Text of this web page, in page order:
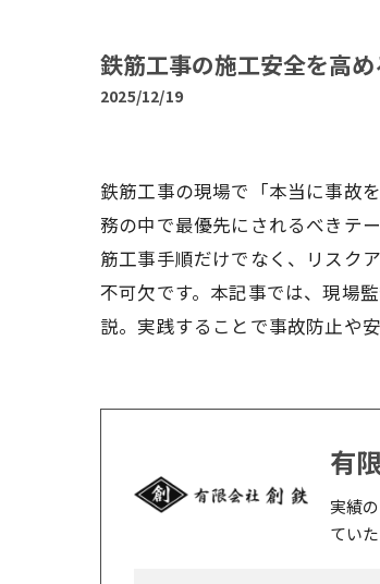
鉄筋工事の施工安全を高
2025/12/19
鉄筋工事の現場で「本当に事故
務の中で最優先にされるべきテ
筋工事手順だけでなく、リスク
不可欠です。本記事では、現場
説。実践することで事故防止や
有
実績
てい